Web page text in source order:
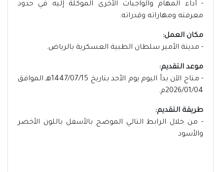
- أداء المهام والواجبات الأخرى الموكلة إليه في حدود
معرفته ومهاراته وقدراته.
مكان العمل:
- مدينة الأمير سلطان الطبية العسكرية بالرياض.
موعد التقديم:
- متاح الآن بدأ اليوم يوم الأحد بتاريخ 1447/07/15هـ الموافق
2026/01/04م.
طريقة التقديم:
- من خلال الرابط التالي الموضح بالأسفل باللون الأخضر
والأسود